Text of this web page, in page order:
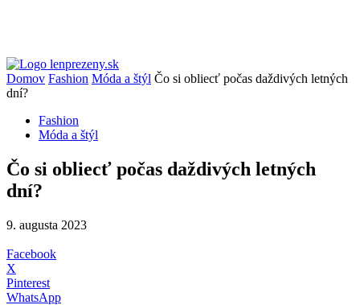
Domov Fashion Móda a štýl Čo si obliecť počas daždivých letných
dní?
Fashion
Móda a štýl
Čo si obliecť počas daždivých letných
dní?
9. augusta 2023
Facebook
X
Pinterest
WhatsApp